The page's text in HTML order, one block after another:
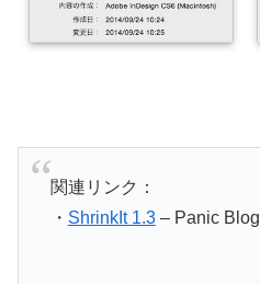
関連リンク：
・ ShrinkIt 1.3– Panic Blog